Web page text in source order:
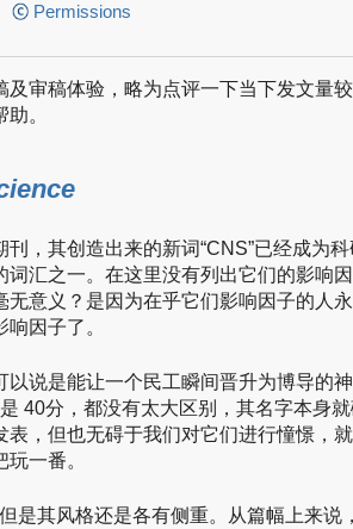
Permissions
及审稿体验，略为点评一下当下发文量
。
刊，其创造出来的新词“CNS”已经成为
词汇之一。在这里没有列出它们的影响
无意义？是因为在乎它们影响因子的人
因子了。
以说是能让一个民工瞬间晋升为博导的
40分，都没有太大区别，其名字本身
，但也无碍于我们对它们进行憧憬，
一番。
是其风格还是各有侧重。从篇幅上来说